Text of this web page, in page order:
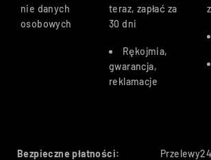
nie danych
osobowych
teraz, zapłać za
30 dni
Rękojmia,
gwarancja,
reklamacje
Bezpieczne płatności: